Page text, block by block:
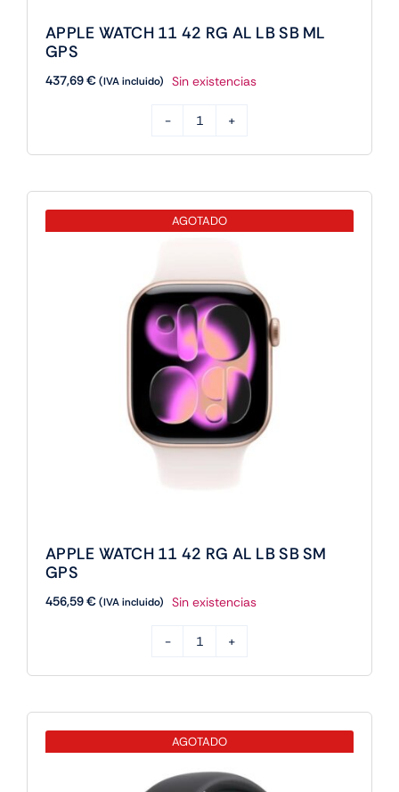
APPLE WATCH 11 42 RG AL LB SB ML
GPS
437,69€(IVA incluido) Sin existencias
WATCH
RG
LB
SB
ML
GPS
cantidad
AGOTADO
APPLE WATCH 11 42 RG AL LB SB SM
GPS
456,59€(IVA incluido) Sin existencias
WATCH
RG
AL
AGOTADO